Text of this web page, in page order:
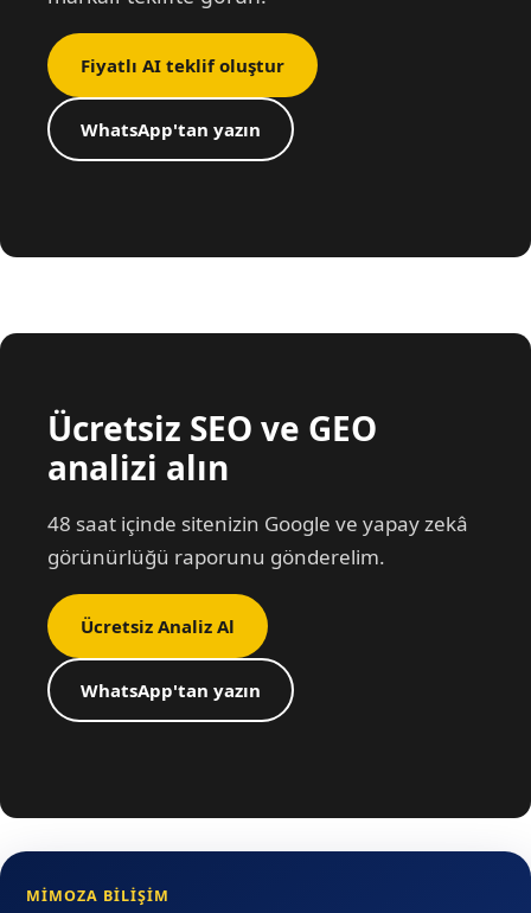
Fiyatlı AI teklif oluştur
WhatsApp'tan yazın
Ücretsiz SEO ve GEO
analizi alın
48 saat içinde sitenizin Google ve yapay zekâ
görünürlüğü raporunu gönderelim.
Ücretsiz Analiz Al
WhatsApp'tan yazın
MIMOZA BILIŞIM